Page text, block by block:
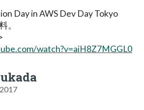
Day in AWS Dev Day Tokyo
。
watch?v=aiH8Z7MGGL0